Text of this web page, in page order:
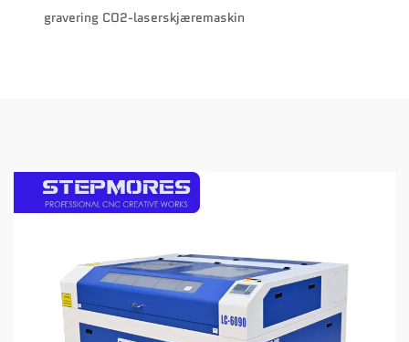
gravering CO2-laserskjæremaskin